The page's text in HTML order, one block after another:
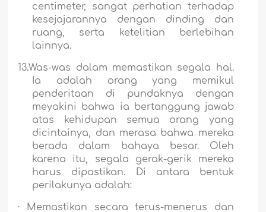
centimeter, sangat perhatian terhadap
kesejajarannya dengan dinding dan
ruang, serta ketelitian berlebihan
lainnya.
13.Was-was dalam memastikan segala hal.
Ia adalah orang yang memikul
penderitaan di pundaknya dengan
meyakini bahwa ia bertanggung jawab
atas kehidupan semua orang yang
dicintainya, dan merasa bahwa mereka
berada dalam bahaya besar. Oleh
karena itu, segala gerak-gerik mereka
harus dipastikan. Di antara bentuk
perilakunya adalah:
· Memastikan secara terus-menerus dan